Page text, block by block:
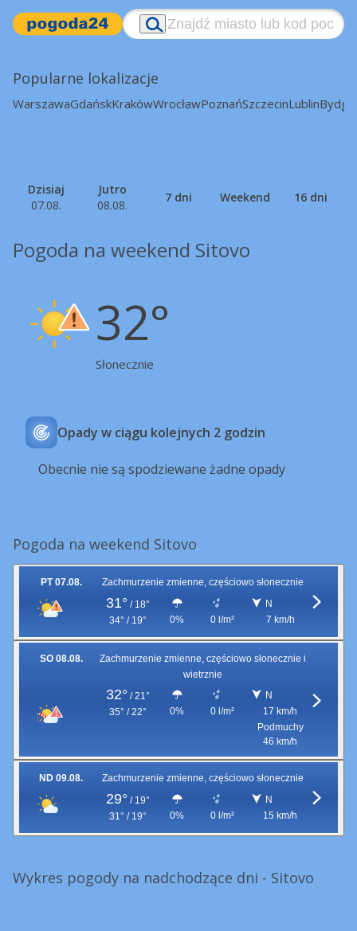
Popularne lokalizacje
WarszawaGdańskKrakówWrocławPoznańSzczecinLublin
Dzisiaj
07.08.
Jutro
08.08.
7 dni Weekend 16 dni
Pogoda na weekend Sitovo
32°
Słonecznie
Opady w ciągu kolejnych 2 godzin
Obecnie nie są spodziewane żadne opady
Pogoda na weekend Sitovo
PT 07.08. Zachmurzenie zmienne, częściowo słonecznie
31° / 18°
34° / 19°
0% 0 l/m²
N
7 km/h
SO 08.08.
Zachmurzenie zmienne, częściowo słonecznie i
wietrznie
32° / 21°
35° / 22°
0% 0 l/m²
N
17 km/h
Podmuchy
46 km/h
ND 09.08. Zachmurzenie zmienne, częściowo słonecznie
29° / 19°
31° / 19°
0% 0 l/m²
N
15 km/h
Wykres pogody na nadchodzące dni - Sitovo